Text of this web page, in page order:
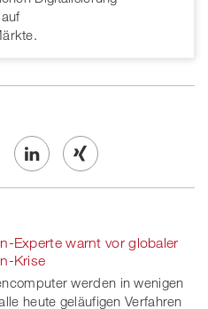
Share
linkedin
Share
Xing
Experte warnt vor globaler
Krise
werden in wenigen
heute geläufigen Verfahren